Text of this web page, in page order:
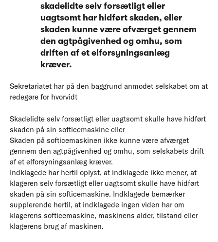
skadelidte selv forsætligt eller
uagtsomt har hidført skaden, eller
skaden kunne være afværget gennem
den agtpågivenhed og omhu, som
driften af et elforsyningsanlæg
kræver.
Sekretariatet har på den baggrund anmodet selskabet om at
redegøre for hvorvidt
Skadelidte selv forsætligt eller uagtsomt skulle have hidført
skaden på sin softicemaskine eller
Skaden på softicemaskinen ikke kunne være afværget
gennem den agtpågivenhed og omhu, som selskabets drift
af et elforsyningsanlæg kræver.
Indklagede har hertil oplyst, at indklagede ikke mener, at
klageren selv forsætligt eller uagtsomt skulle have hidført
skaden på sin softicemaskine. Indklagede bemærker
supplerende hertil, at indklagede ingen viden har om
klagerens softicemaskine, maskinens alder, tilstand eller
klagerens brug af maskinen.